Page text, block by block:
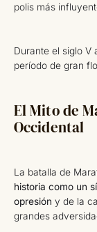
polis más
Durante el siglo V
período de gran
El Mito de
Occidental
La batalla de
historia como un
opresión y de la
grandes